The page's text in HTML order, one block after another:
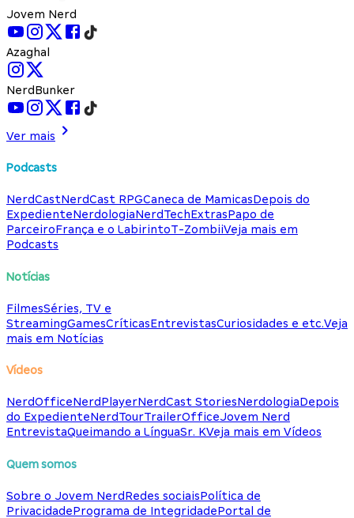
Jovem Nerd
Azaghal
NerdBunker
Ver mais
Podcasts
NerdCastNerdCast RPGCaneca de MamicasDepois do
ExpedienteNerdologiaNerdTechExtrasPapo de
ParceiroFrança e o LabirintoT-ZombiiVeja mais em
Podcasts
Notícias
FilmesSéries, TV e
StreamingGamesCríticasEntrevistasCuriosidades e etc.Veja
mais em Notícias
Vídeos
NerdOfficeNerdPlayerNerdCast StoriesNerdologiaDepois
do ExpedienteNerdTourTrailerOfficeJovem Nerd
EntrevistaQueimando a LínguaSr. KVeja mais em Vídeos
Quem somos
Sobre o Jovem NerdRedes sociaisPolítica de
PrivacidadePrograma de IntegridadePortal de